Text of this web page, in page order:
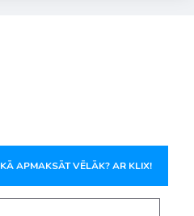
KĀ APMAKSĀT VĒLĀK? AR KLIX!